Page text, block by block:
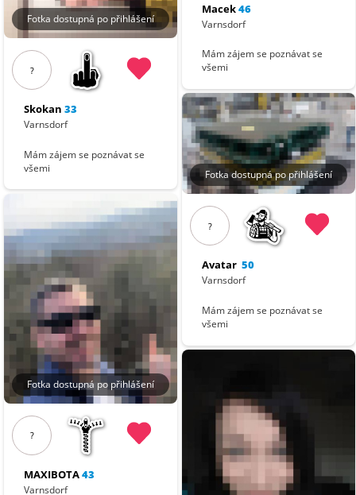
Fotka dostupná po přihlášení
?
Skokan 33
Varnsdorf
Mám zájem se poznávat se
všemi
Fotka dostupná po přihlášení
?
MAXIBOTA43
Varnsdorf
Macek46
Varnsdorf
Mám zájem se poznávat se
všemi
Fotka dostupná po přihlášení
?
Avatar 50
Varnsdorf
Mám zájem se poznávat se
všemi